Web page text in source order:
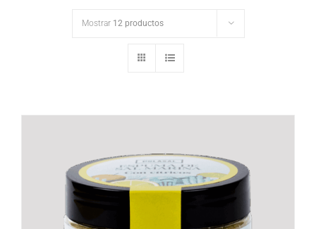
Mostrar 12 productos